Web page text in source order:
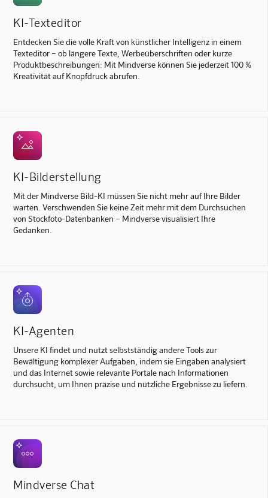
KI-Texteditor
Entdecken Sie die volle Kraft von künstlicher Intelligenz in einem
Texteditor – ob längere Texte, Werbeüberschriften oder kurze
Produktbeschreibungen: Mit Mindverse können Sie jederzeit 100 %
Kreativität auf Knopfdruck abrufen.
KI-Bilderstellung
Mit der Mindverse Bild-KI müssen Sie nicht mehr auf Ihre Bilder
warten. Verschwenden Sie keine Zeit mehr mit dem Durchsuchen
von Stockfoto-Datenbanken – Mindverse visualisiert Ihre
Gedanken.
KI-Agenten
Unsere KI findet und nutzt selbstständig andere Tools zur
Bewältigung komplexer Aufgaben, indem sie Eingaben analysiert
und das Internet sowie relevante Portale nach Informationen
durchsucht, um Ihnen präzise und nützliche Ergebnisse zu liefern.
Mindverse Chat